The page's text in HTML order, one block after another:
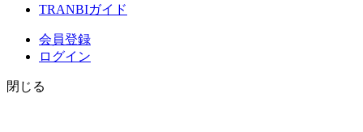
TRANBIガイド
会員登録
ログイン
閉じる